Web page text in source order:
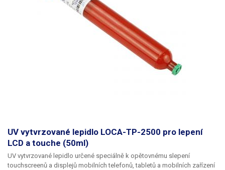
UV vytvrzované lepidlo LOCA-TP-2500 pro lepení
LCD a touche (50ml)
UV vytvrzované lepidlo určené speciálně k opětovnému slepení
touchscreenů a displejů mobilních telefonů, tabletů a mobilních zařízení